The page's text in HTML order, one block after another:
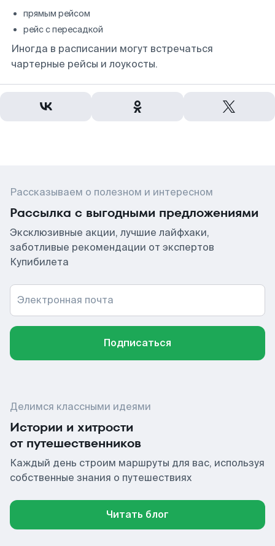
прямым рейсом
рейс с пересадкой
Иногда в расписании могут встречаться
чартерные рейсы и лоукосты.
Рассказываем о полезном и интересном
Рассылка с выгодными предложениями
Эксклюзивные акции, лучшие лайфхаки,
заботливые рекомендации от экспертов
Купибилета
Электронная почта
Подписаться
Делимся классными идеями
Истории и хитрости
от путешественников
Каждый день строим маршруты для вас, используя
собственные знания о путешествиях
Читать блог